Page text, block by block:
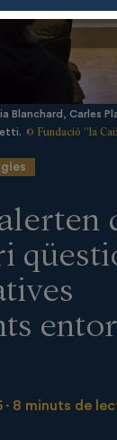
Blanchard, Carles
© Fundació ”la
8 minuts de